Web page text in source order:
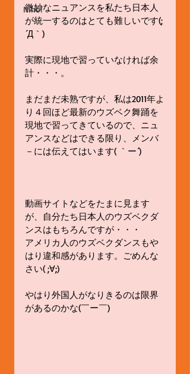
Nihol
微妙なニュアンスを私たち日本人
が統一するのはとても難しいです(;
´Д｀)
実際に現地で習っていなければ余
計・・・。
まだまだ未熟ですが、私は2011年よ
り４回ほど最新のウズベク舞踊を
現地で習ってきているので、ニュ
アンスなどはできる限り、メンバ
－には伝えてはいます( ｀ー´)
動画サイトなどをたまに見ます
が、自分たち日本人のウズベクダ
ンスはもちろんですが・・・
アメリカ人のウズベクダンスもや
はり違和感があります。ごめんな
さい( ;∀;)
やはり外国人がなりきるのは限界
があるのかな(￣ー￣)